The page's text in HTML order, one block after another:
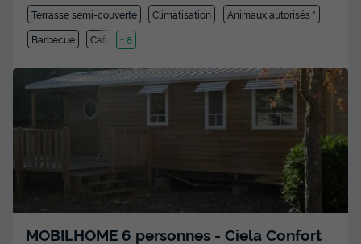
Terrasse semi-couverte Climatisation
Animaux autorisés *
Barbecue
Cafetière
+ 8
MOBILHOME 6 personnes - Ciela Confort